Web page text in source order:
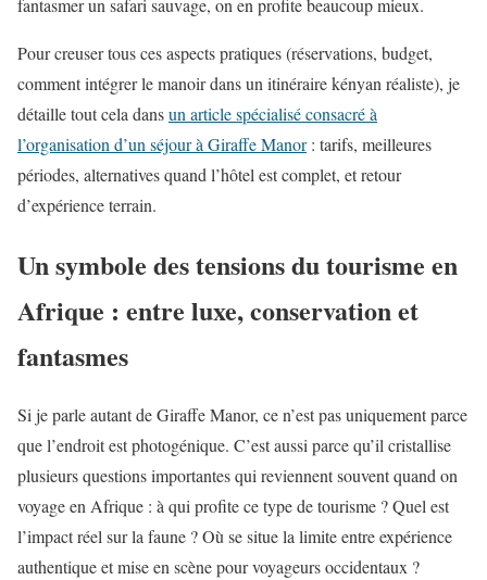
Pour creuser tous ces aspects pratiques (réservations, budget,
comment intégrer le manoir dans un itinéraire kényan réaliste), je
détaille tout cela dansun article spécialisé consacré à
l’organisation d’un séjour à Giraffe Manor: tarifs, meilleures
périodes, alternatives quand l’hôtel est complet, et retour
d’expérience terrain.
Un symbole des tensions du tourisme en
Afrique : entre luxe, conservation et
fantasmes
Si je parle autant de Giraffe Manor, ce n’est pas uniquement parce
que l’endroit est photogénique. C’est aussi parce qu’il cristallise
plusieurs questions importantes qui reviennent souvent quand on
voyage en Afrique : à qui profite ce type de tourisme ? Quel est
l’impact réel sur la faune ? Où se situe la limite entre expérience
authentique et mise en scène pour voyageurs occidentaux ?